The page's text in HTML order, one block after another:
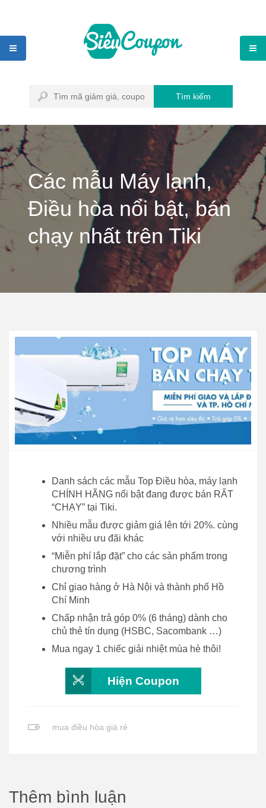
Tìm kiếm
Các mẫu Máy lạnh,
Điều hòa nổi bật, bán
chạy nhất trên Tiki
Danh sách các mẫu Top Điều hòa, máy lạnh
CHÍNH HÃNG nổi bật đang được bán RẤT
“CHẠY” tại Tiki.
Nhiều mẫu được giảm giá lên tới 20%. cùng
với nhiều ưu đãi khác
“Miễn phí lắp đặt” cho các sản phẩm trong
chương trình
Chỉ giao hàng ở Hà Nội và thành phố Hồ
Chí Minh
Chấp nhận trả góp 0% (6 tháng) dành cho
chủ thẻ tín dụng (HSBC, Sacombank …)
Mua ngay 1 chiếc giải nhiệt mùa hè thôi!
Hiện Coupon
mua điều hòa giá rẻ
Thêm bình luận